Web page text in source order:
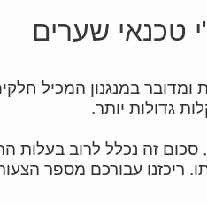
טכנאי שערים
במנגנון המכיל
גדולות יותר.
של טכנאי שערים נע בין 250 - 400
ריכזנו עבורכם מספר